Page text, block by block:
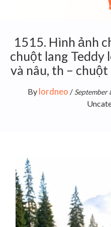
1515. Hình ảnh
chuột lang Teddy
và nâu, th –
By lordneo / September